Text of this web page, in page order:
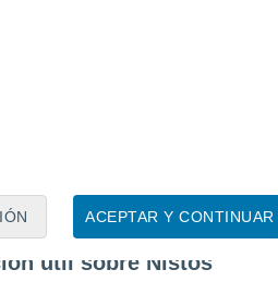
ACEPTAR Y CONTINUAR
útil sobre Nistos